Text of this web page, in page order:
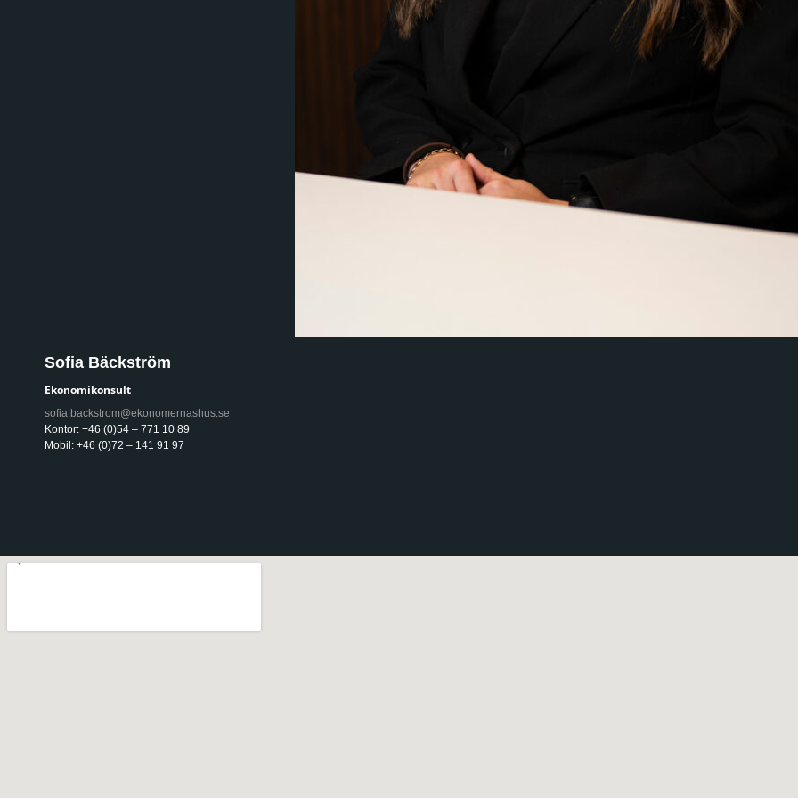
Sofia Bäckström
Ekonomikonsult
sofia.backstrom@ekonomernashus.se
Kontor: +46 (0)54 – 771 10 89
Mobil: +46 (0)72 – 141 91 97